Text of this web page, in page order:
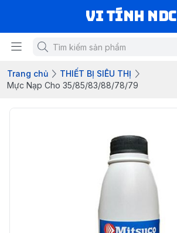
VI TÍNH NDC
Trang chủ
THIẾT BỊ SIÊU THỊ
Mực Nạp Cho 35/85/83/88/78/79